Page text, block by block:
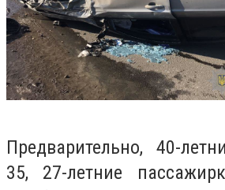
Предварительно, 40-
35, 27-летние